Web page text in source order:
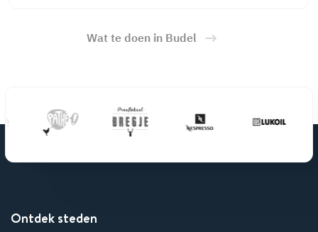
Wat te doen in Budel
Ontdek steden